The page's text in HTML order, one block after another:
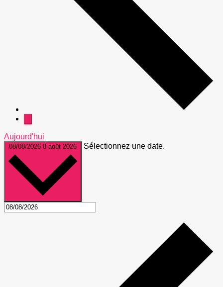
Aujourd'hui
08/08/2026 8 août 2026 Sélectionnez une date.